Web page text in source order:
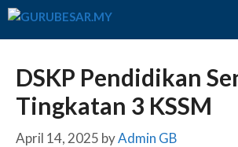
Skip
DSKP Pendidikan
Tingkatan 3 KSSM
April 14, 2025 byAdmin GB